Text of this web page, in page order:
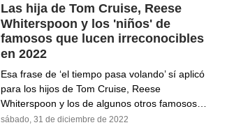
Las hija de Tom Cruise, Reese
Whiterspoon y los 'niños' de
famosos que lucen irreconocibles
en 2022
Esa frase de ‘el tiempo pasa volando’ sí aplicó
para los hijos de Tom Cruise, Reese
Whiterspoon y los de algunos otros famosos…
sábado, 31 de diciembre de 2022